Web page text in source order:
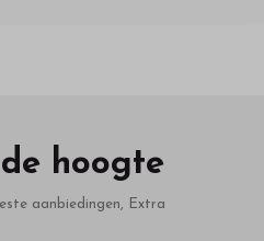
hoogte
aanbiedingen, Extra